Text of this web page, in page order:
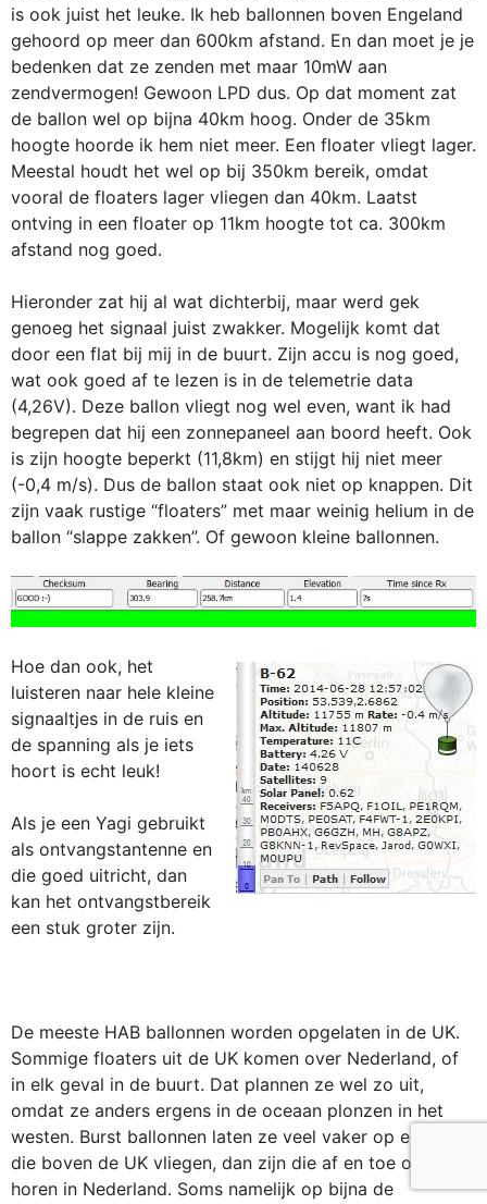
is ook juist het leuke. Ik heb ballonnen boven Engeland
gehoord op meer dan 600km afstand. En dan moet je je
bedenken dat ze zenden met maar 10mW aan
zendvermogen! Gewoon LPD dus. Op dat moment zat
de ballon wel op bijna 40km hoog. Onder de 35km
hoogte hoorde ik hem niet meer. Een floater vliegt lager.
Meestal houdt het wel op bij 350km bereik, omdat
vooral de floaters lager vliegen dan 40km. Laatst
ontving in een floater op 11km hoogte tot ca. 300km
afstand nog goed.
Hieronder zat hij al wat dichterbij, maar werd gek
genoeg het signaal juist zwakker. Mogelijk komt dat
door een flat bij mij in de buurt. Zijn accu is nog goed,
wat ook goed af te lezen is in de telemetrie data
(4,26V). Deze ballon vliegt nog wel even, want ik had
begrepen dat hij een zonnepaneel aan boord heeft. Ook
is zijn hoogte beperkt (11,8km) en stijgt hij niet meer
(-0,4 m/s). Dus de ballon staat ook niet op knappen. Dit
zijn vaak rustige “floaters” met maar weinig helium in de
ballon “slappe zakken”. Of gewoon kleine ballonnen.
Hoe dan ook, het
luisteren naar hele kleine
signaaltjes in de ruis en
de spanning als je iets
hoort is echt leuk!
Als je een Yagi gebruikt
als ontvangstantenne en
die goed uitricht, dan
kan het ontvangstbereik
een stuk groter zijn.
De meeste HAB ballonnen worden opgelaten in de UK.
Sommige floaters uit de UK komen over Nederland, of
in elk geval in de buurt. Dat plannen ze wel zo uit,
omdat ze anders ergens in de oceaan plonzen in het
westen. Burst ballonnen laten ze veel vaker op en als
die boven de UK vliegen, dan zijn die af en toe ook te
horen in Nederland. Soms namelijk op bijna de